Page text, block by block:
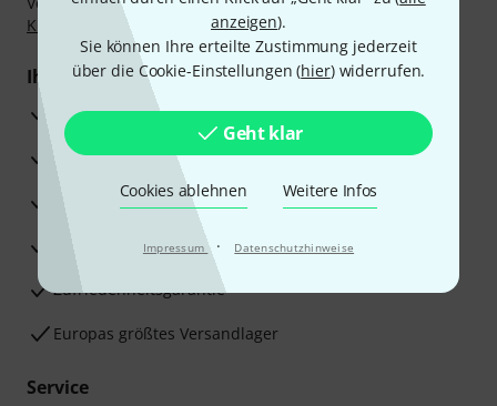
anzeigen).
Sie können Ihre erteilte Zustimmung jederzeit
über die Cookie-Einstellungen (hier) widerrufen.
Geht klar
Cookies ablehnen Weitere Infos
Impressum · Datenschutzhinweise
Klarna Ratenzahlung
oder Kreditkarte.
Ihre Vorteile
3 Jahre Thomann Garantie
30 Tage Money-Back-Garantie
Reparaturservice
Beratung durch Fachexperten
Zufriedenheitsgarantie
Europas größtes Versandlager
Service